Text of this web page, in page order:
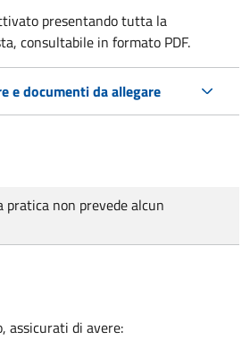
presentando tutta la
consultabile in formato PDF.
e documenti da allegare
pratica non prevede alcun
assicurati di avere: